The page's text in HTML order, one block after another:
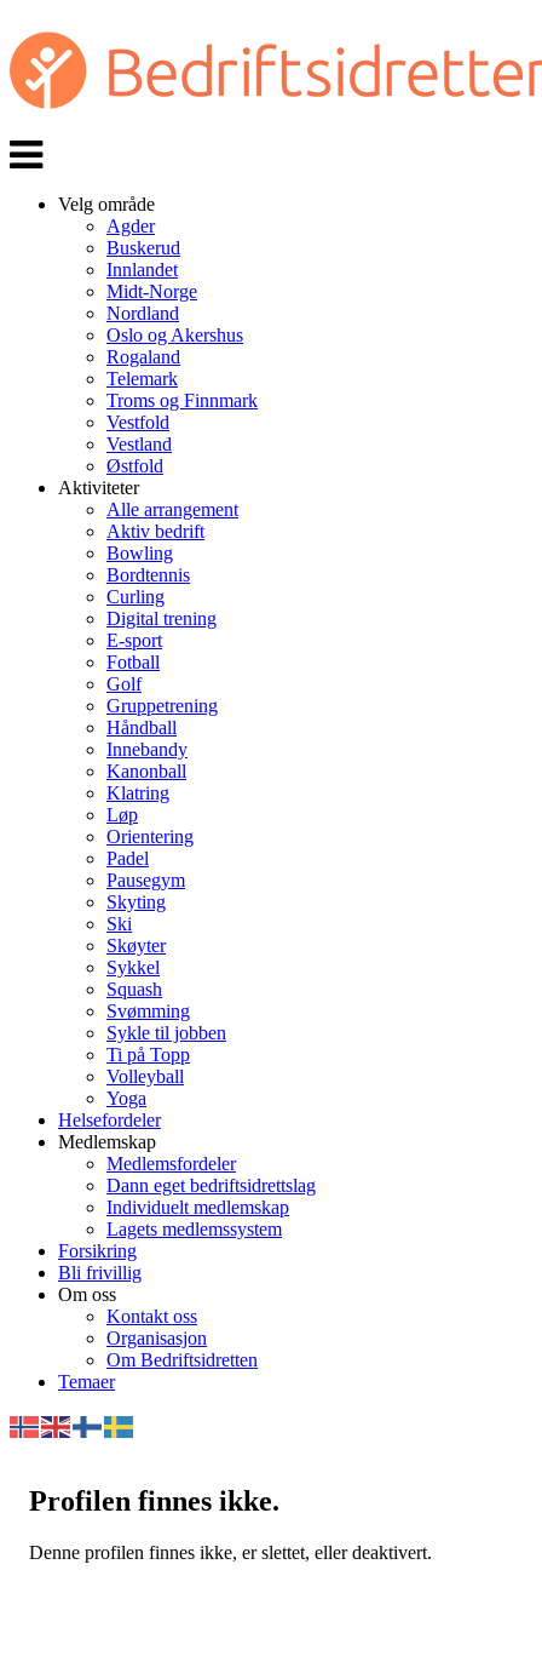
Veksle
navigasjon
Velg område
Agder
Buskerud
Innlandet
Midt-Norge
Nordland
Oslo og Akershus
Rogaland
Telemark
Troms og Finnmark
Vestfold
Vestland
Østfold
Aktiviteter
Alle arrangement
Aktiv bedrift
Bowling
Bordtennis
Curling
Digital trening
E-sport
Fotball
Golf
Gruppetrening
Håndball
Innebandy
Kanonball
Klatring
Løp
Orientering
Padel
Pausegym
Skyting
Ski
Skøyter
Sykkel
Squash
Svømming
Sykle til jobben
Ti på Topp
Volleyball
Yoga
Helsefordeler
Medlemskap
Medlemsfordeler
Dann eget bedriftsidrettslag
Individuelt medlemskap
Lagets medlemssystem
Forsikring
Bli frivillig
Om oss
Kontakt oss
Organisasjon
Om Bedriftsidretten
Temaer
Profilen finnes ikke.
Denne profilen finnes ikke, er slettet, eller deaktivert.